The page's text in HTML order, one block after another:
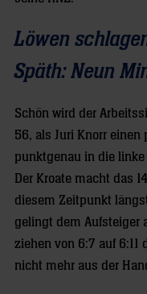
Löwen
Späth: Neun
Schön wird der
56, als Juri Knorr einen
punktgenau in die
Der Kroate macht das
diesem Zeitpunkt
gelingt dem Aufsteiger
ziehen von 6:7 auf 6:11
nicht mehr aus der